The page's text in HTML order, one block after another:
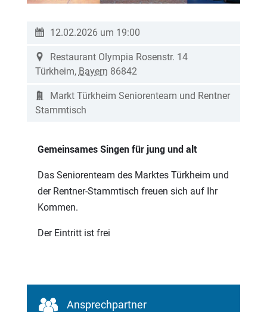
12.02.2026 um 19:00
Restaurant Olympia Rosenstr. 14
Türkheim, Bayern 86842
Markt Türkheim Seniorenteam und Rentner
Stammtisch
Gemeinsames Singen für jung und alt
Das Seniorenteam des Marktes Türkheim und
der Rentner-Stammtisch freuen sich auf Ihr
Kommen.
Der Eintritt ist frei
Ansprechpartner